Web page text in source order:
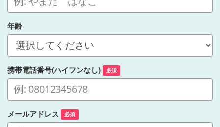
年齢
携帯電話番号(ハイフンなし) 必須
メールアドレス 必須